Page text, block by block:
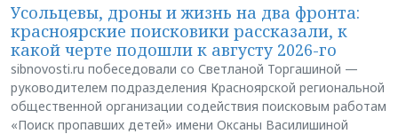
Усольцевы, дроны и жизнь на два фронта:
красноярские поисковики рассказали, к
какой черте подошли к августу 2026-го
sibnovosti.ru побеседовали со Светланой Торгашиной —
руководителем подразделения Красноярской региональной
общественной организации содействия поисковым работам
«Поиск пропавших детей» имени Оксаны Василишиной